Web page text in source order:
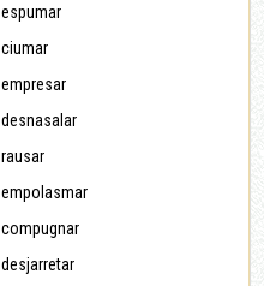
espumar
ciumar
empresar
desnasalar
rausar
empolasmar
compugnar
desjarretar